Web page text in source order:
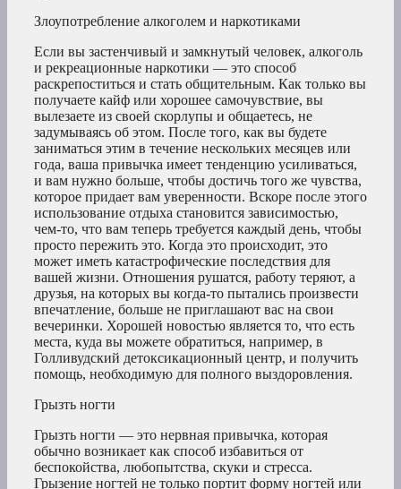
Злоупотребление алкоголем и наркотиками
Если вы застенчивый и замкнутый человек, алкоголь
и рекреационные наркотики — это способ
раскрепоститься и стать общительным. Как только вы
получаете кайф или хорошее самочувствие, вы
вылезаете из своей скорлупы и общаетесь, не
задумываясь об этом. После того, как вы будете
заниматься этим в течение нескольких месяцев или
года, ваша привычка имеет тенденцию усиливаться,
и вам нужно больше, чтобы достичь того же чувства,
которое придает вам уверенности. Вскоре после этого
использование отдыха становится зависимостью,
чем-то, что вам теперь требуется каждый день, чтобы
просто пережить это. Когда это происходит, это
может иметь катастрофические последствия для
вашей жизни. Отношения рушатся, работу теряют, а
друзья, на которых вы когда-то пытались произвести
впечатление, больше не приглашают вас на свои
вечеринки. Хорошей новостью является то, что есть
места, куда вы можете обратиться, например, в
Голливудский детоксикационный центр, и получить
помощь, необходимую для полного выздоровления.
Грызть ногти
Грызть ногти — это нервная привычка, которая
обычно возникает как способ избавиться от
беспокойства, любопытства, скуки и стресса.
Грызение ногтей не только портит форму ногтей или